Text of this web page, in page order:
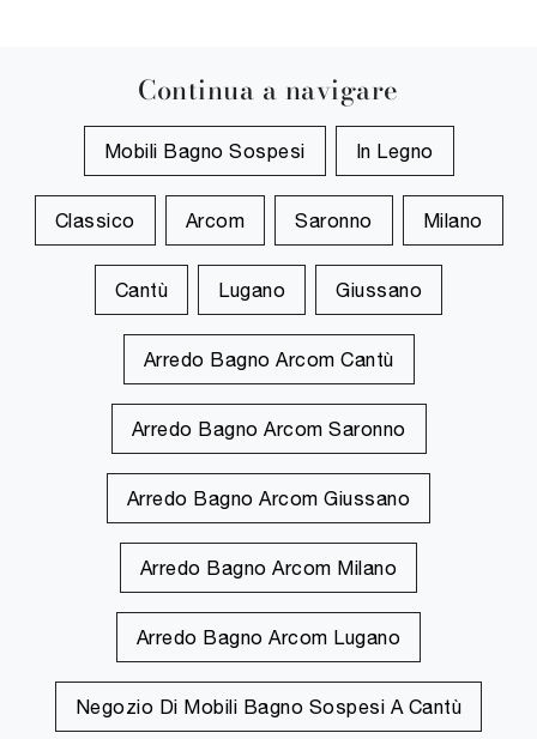
Continua a navigare
Mobili Bagno Sospesi In Legno
Classico Arcom Saronno Milano
Cantù Lugano Giussano
Arredo Bagno Arcom Cantù
Arredo Bagno Arcom Saronno
Arredo Bagno Arcom Giussano
Arredo Bagno Arcom Milano
Arredo Bagno Arcom Lugano
Negozio Di Mobili Bagno Sospesi A Cantù